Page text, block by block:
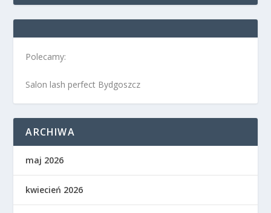
Polecamy:
Salon lash perfect Bydgoszcz
ARCHIWA
maj 2026
kwiecień 2026